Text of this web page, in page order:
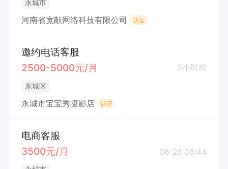
永城市
河南省宽献网络科技有限公司 认证
邀约电话客服
2500-5000元/月
3小时前
东城区
永城市宝宝秀摄影店 认证
电商客服
3500元/月
06-28 08:44